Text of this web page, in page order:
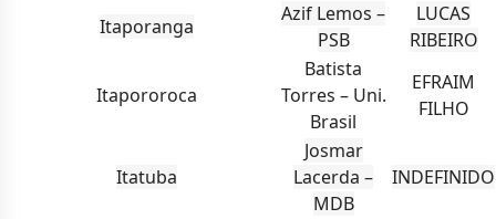
Itaporanga
Azif Lemos –
PSB
LUCAS
RIBEIRO
Itapororoca
Batista
Torres – Uni.
Brasil
EFRAIM
FILHO
Itatuba
Josmar
Lacerda –
MDB
INDEFINIDO